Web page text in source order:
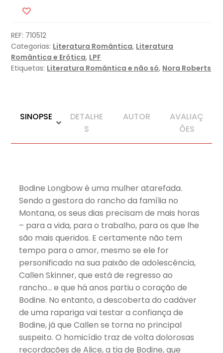
REF: 710512
Categorias: Literatura Romântica, Literatura
Romântica e Erótica, LPF
Etiquetas: Literatura Romântica e não só, Nora Roberts
SINOPSE
DETALHE
S
AUTOR
AVALIAÇ
ÕES
Bodine Longbow é uma mulher atarefada.
Sendo a gestora do rancho da família no
Montana, os seus dias precisam de mais horas
– para a vida, para o trabalho, para os que lhe
são mais queridos. E certamente não tem
tempo para o amor, mesmo se ele for
personificado na sua paixão de adolescência,
Callen Skinner, que está de regresso ao
rancho… e que há anos partiu o coração de
Bodine. No entanto, a descoberta do cadáver
de uma rapariga vai testar a confiança de
Bodine, já que Callen se torna no principal
suspeito. O homicídio traz de volta dolorosas
recordações de Alice, a tia de Bodine, que